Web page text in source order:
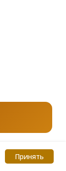
Принять